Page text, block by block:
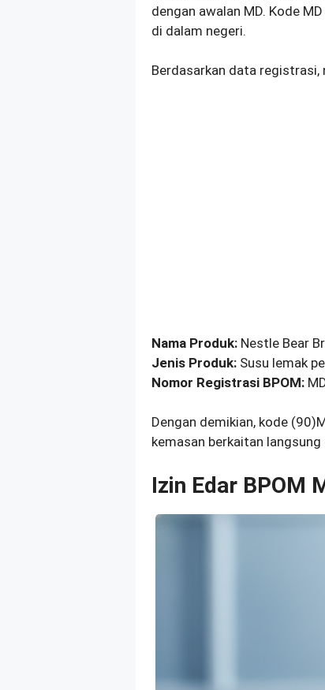
dengan awalan MD. Kode
di dalam negeri.
Berdasarkan data
Nama Produk: Nestle Bear
Jenis Produk: Susu lemak
Nomor Registrasi BPOM:
Dengan demikian, kode
kemasan berkaitan
Izin Edar BPOM